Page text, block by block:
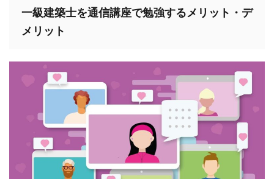
一級建築士を通信講座で勉強するメリット・デ
メリット